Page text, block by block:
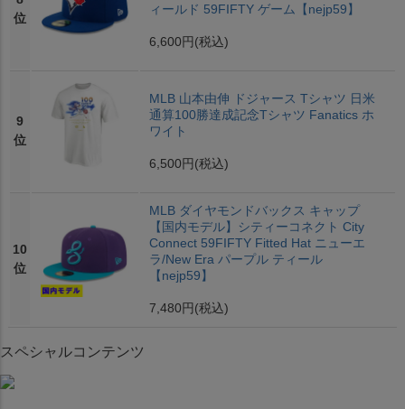
位
ィールド 59FIFTY ゲーム【nejp59】
6,600円 (税込)
9
位
MLB 山本由伸 ドジャース Tシャツ 日米
通算100勝達成記念Tシャツ Fanatics ホ
ワイト
6,500円 (税込)
10
位
MLB ダイヤモンドバックス キャップ
【国内モデル】シティーコネクト City
Connect 59FIFTY Fitted Hat ニューエ
ラ/New Era パープル ティール
【nejp59】
7,480円 (税込)
スペシャルコンテンツ